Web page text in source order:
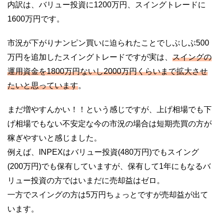
内訳は、バリュー投資に1200万円、スイングトレードに
1600万円です。
市況が下がりナンピン買いに迫られたことでしぶしぶ500
万円を追加したスイングトレードですが実は、 スイングの
運用資金を1800万円ないし2000万円くらいまで拡大させ
たいと思っています。
まだ増やすんかい！！という感じですが、上げ相場でも下
げ相場でもない不安定な今の市況の場合は短期売買の方が
稼ぎやすいと感じました。
例えば、INPEXはバリュー投資(480万円)でもスイング
(200万円)でも保有していますが、保有して1年にもなるバ
リュー投資の方ではいまだに売却益はゼロ。
一方でスイングの方は5万円ちょっとですが売却益が出て
います。